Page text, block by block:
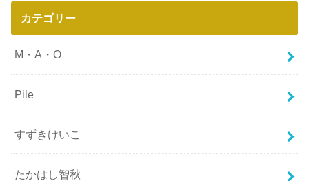
カテゴリー
M・A・O
Pile
すずきけいこ
たかはし智秋